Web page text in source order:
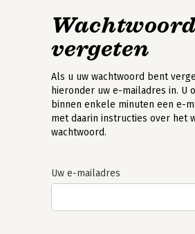
vergeten
Als u uw wachtwoord bent
hieronder uw e-mailadres in. U
binnen enkele minuten een e-
met daarin instructies over het
wachtwoord.
Uw e-mailadres